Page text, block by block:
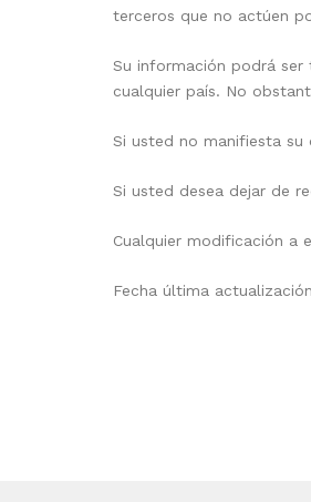
terceros que no actúen
Su información podrá
cualquier país. No
Si usted no manifiesta su
Si usted desea dejar de
Cualquier modificación a
Fecha última